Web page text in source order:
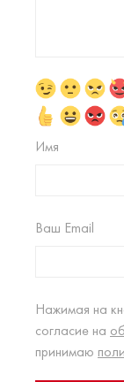
Имя
Ваш Email
Нажимая на
согласие на
принимаю